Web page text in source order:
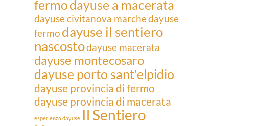
fermodayuse a macerata
dayuse civitanova marchedayuse
fermo dayuse il sentiero
nascostodayuse macerata
dayuse montecosaro
dayuse porto sant'elpidio
dayuse provincia di fermo
dayuse provincia di macerata
esperienza dayuse Il Sentiero